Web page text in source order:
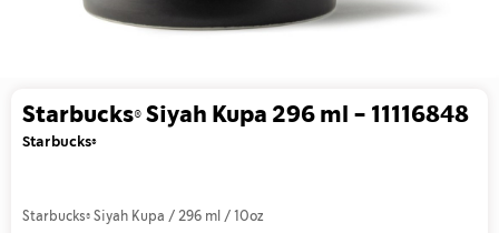
Starbucks® Siyah Kupa 296 ml - 11116848
Starbucks®
Starbucks® Siyah Kupa / 296 ml / 10oz